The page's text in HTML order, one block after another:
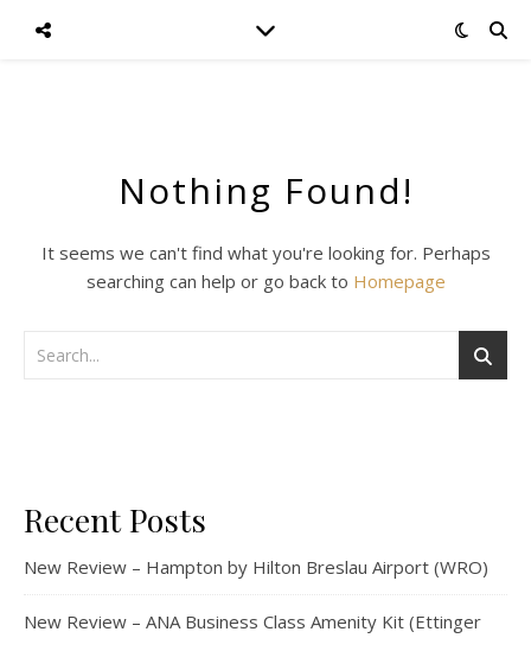
Nothing Found!
It seems we can't find what you're looking for. Perhaps
searching can help or go back to Homepage
Recent Posts
New Review – Hampton by Hilton Breslau Airport (WRO)
New Review – ANA Business Class Amenity Kit (Ettinger